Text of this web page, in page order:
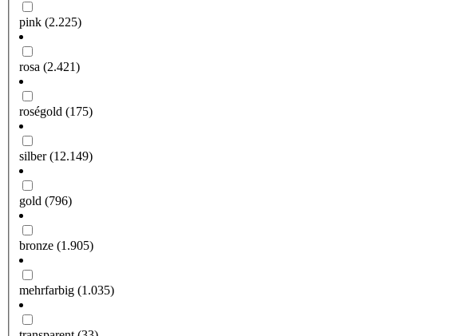
pink (2.225)
rosa (2.421)
roségold (175)
silber(12.149)
gold (796)
bronze (1.905)
mehrfarbig (1.035)